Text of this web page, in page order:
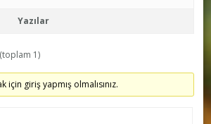
Yazılar
1)
için giriş yapmış olmalısınız.